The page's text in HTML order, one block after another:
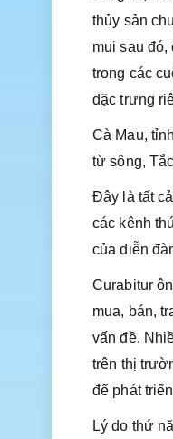
thủy sản
mui sau đó,
trong các
đặc trưng
Cà Mau,
từ sông,
Đây là tất
các kênh
của diễn
Curabitur
mua, bán,
vấn đề.
trên thị
để phát
Lý do thứ